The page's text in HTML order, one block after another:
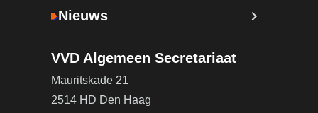
Nieuws
VVD Algemeen Secretariaat
Mauritskade 21
2514 HD Den Haag